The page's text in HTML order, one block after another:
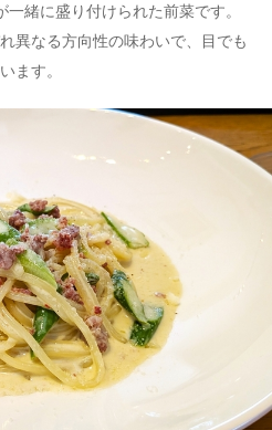
緒に盛り付けられた前菜です。
異なる方向性の味わいで、目でも
ます。